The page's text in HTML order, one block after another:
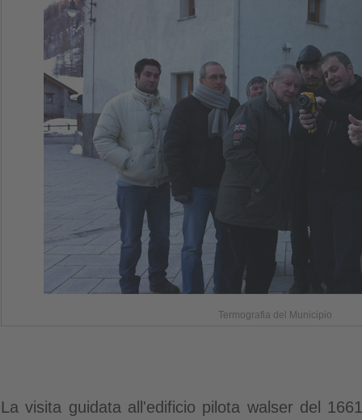
Termografia del Municipio
La visita guidata all'edificio pilota walser del